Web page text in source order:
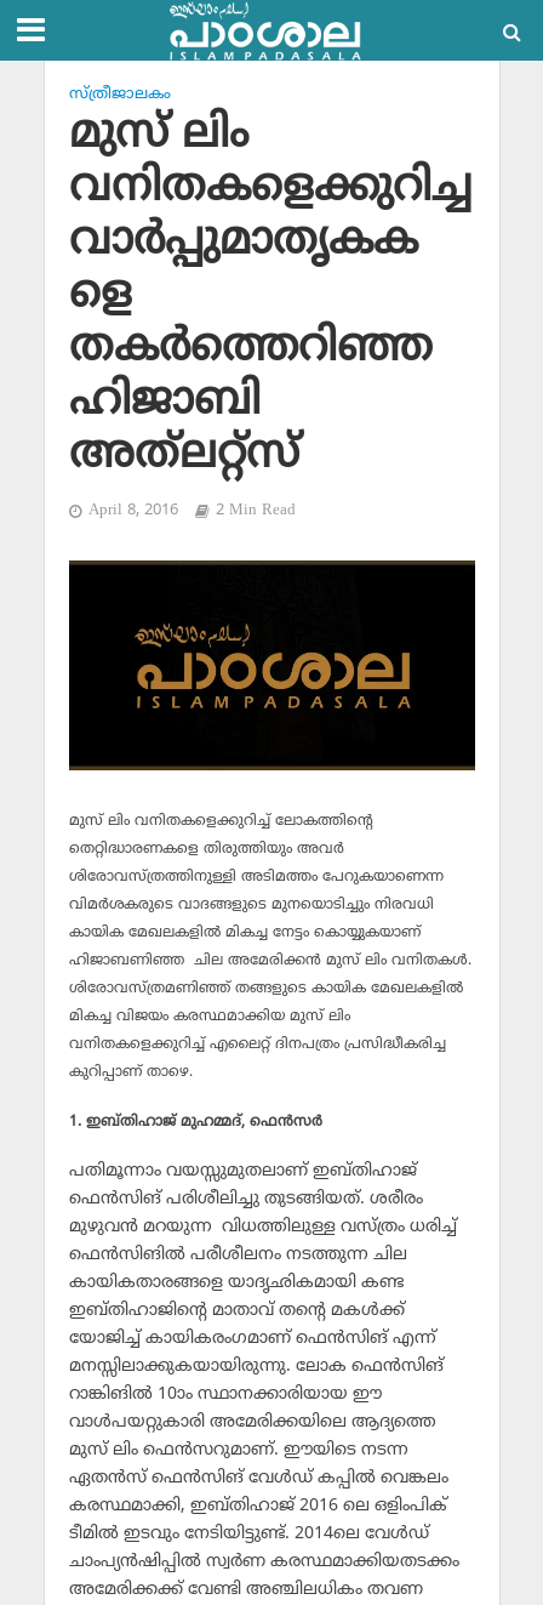
സ്ത്രീജാലകം
മുസ് ലിം
വനിതകളെക്കുറിച്ച
വാര്‍പ്പുമാതൃകക
ളെ
തകര്‍ത്തെറിഞ്ഞ
ഹിജാബി
അത്‌ലറ്റ്‌സ്
April 8, 2016 2 Min Read
മുസ് ലിം വനിതകളെക്കുറിച്ച് ലോകത്തിന്റെ
തെറ്റിദ്ധാരണകളെ തിരുത്തിയും അവര്‍
ശിരോവസ്ത്രത്തിനുള്ളി അടിമത്തം പേറുകയാണെന്ന
വിമര്‍ശകരുടെ വാദങ്ങളുടെ മുനയൊടിച്ചും നിരവധി
കായിക മേഖലകളില്‍ മികച്ച നേട്ടം കൊയ്യുകയാണ്
ഹിജാബണിഞ്ഞ ചില അമേരിക്കന്‍ മുസ് ലിം വനിതകള്‍.
ശിരോവസ്ത്രമണിഞ്ഞ് തങ്ങളുടെ കായിക മേഖലകളില്‍
മികച്ച വിജയം കരസ്ഥമാക്കിയ മുസ് ലിം
വനിതകളെക്കുറിച്ച് എലൈറ്റ് ദിനപത്രം പ്രസിദ്ധീകരിച്ച
കുറിപ്പാണ് താഴെ.
1. ഇബ്തിഹാജ് മുഹമ്മദ്, ഫെന്‍സര്‍
പതിമൂന്നാം വയസ്സുമുതലാണ് ഇബ്തിഹാജ്
ഫെന്‍സിങ് പരിശീലിച്ചു തുടങ്ങിയത്. ശരീരം
മുഴുവന്‍ മറയുന്ന വിധത്തിലുള്ള വസ്ത്രം ധരിച്ച്
ഫെന്‍സിങില്‍ പരീശീലനം നടത്തുന്ന ചില
കായികതാരങ്ങളെ യാദൃഛികമായി കണ്ട
ഇബ്തിഹാജിന്റെ മാതാവ് തന്റെ മകള്‍ക്ക്
യോജിച്ച് കായികരംഗമാണ് ഫെന്‍സിങ് എന്ന്
മനസ്സിലാക്കുകയായിരുന്നു. ലോക ഫെന്‍സിങ്
റാങ്കിങില്‍ 10ാം സ്ഥാനക്കാരിയായ ഈ
വാള്‍പയറ്റുകാരി അമേരിക്കയിലെ ആദ്യത്തെ
മുസ് ലിം ഫെന്‍സറുമാണ്. ഈയിടെ നടന്ന
ഏതന്‍സ് ഫെന്‍സിങ് വേള്‍ഡ് കപ്പില്‍ വെങ്കലം
കരസ്ഥമാക്കി, ഇബ്തിഹാജ് 2016 ലെ ഒളിംപിക്
ടീമില്‍ ഇടവും നേടിയിട്ടുണ്ട്. 2014ലെ വേള്‍ഡ്
ചാംപ്യന്‍ഷിപ്പില്‍ സ്വര്‍ണ കരസ്ഥമാക്കിയതടക്കം
അമേരിക്കക്ക് വേണ്ടി അഞ്ചിലധികം തവണ